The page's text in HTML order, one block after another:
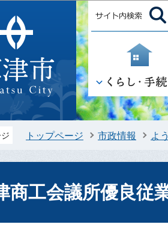
トップページ 市政情報 よ
商工会議所優良従